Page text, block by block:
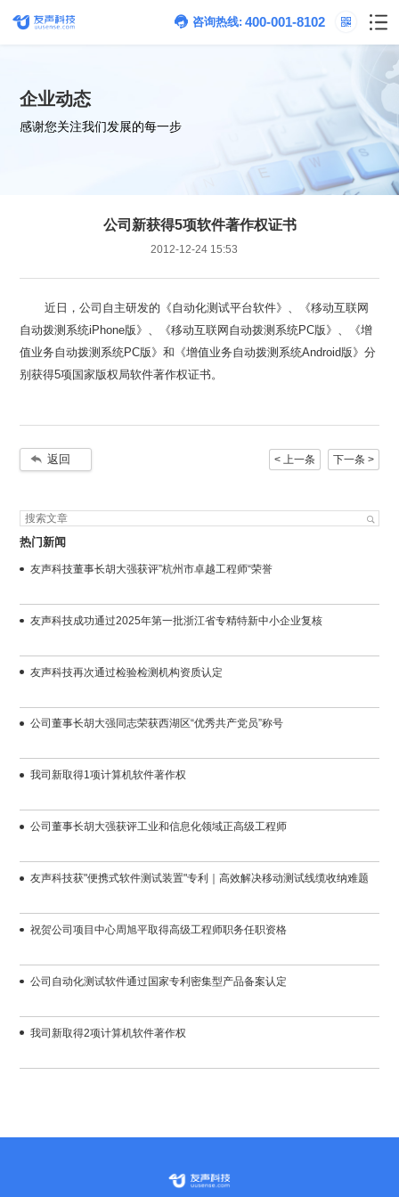
咨询热线: 400-001-8102
企业动态
感谢您关注我们发展的每一步
热门新闻
友声科技董事长胡大强获评”杭州市卓越工程师“荣誉
友声科技成功通过2025年第一批浙江省专精特新中小企业复核
友声科技再次通过检验检测机构资质认定
公司董事长胡大强同志荣获西湖区“优秀共产党员”称号
我司新取得1项计算机软件著作权
公司董事长胡大强获评工业和信息化领域正高级工程师
友声科技获"便携式软件测试装置"专利｜高效解决移动测试线缆收纳难题
祝贺公司项目中心周旭平取得高级工程师职务任职资格
公司自动化测试软件通过国家专利密集型产品备案认定
我司新取得2项计算机软件著作权
公司新获得5项软件著作权证书
2012-12-24 15:53
别获得5项国家版权局软件著作权证书。
返回 < 上一条 下一条 >